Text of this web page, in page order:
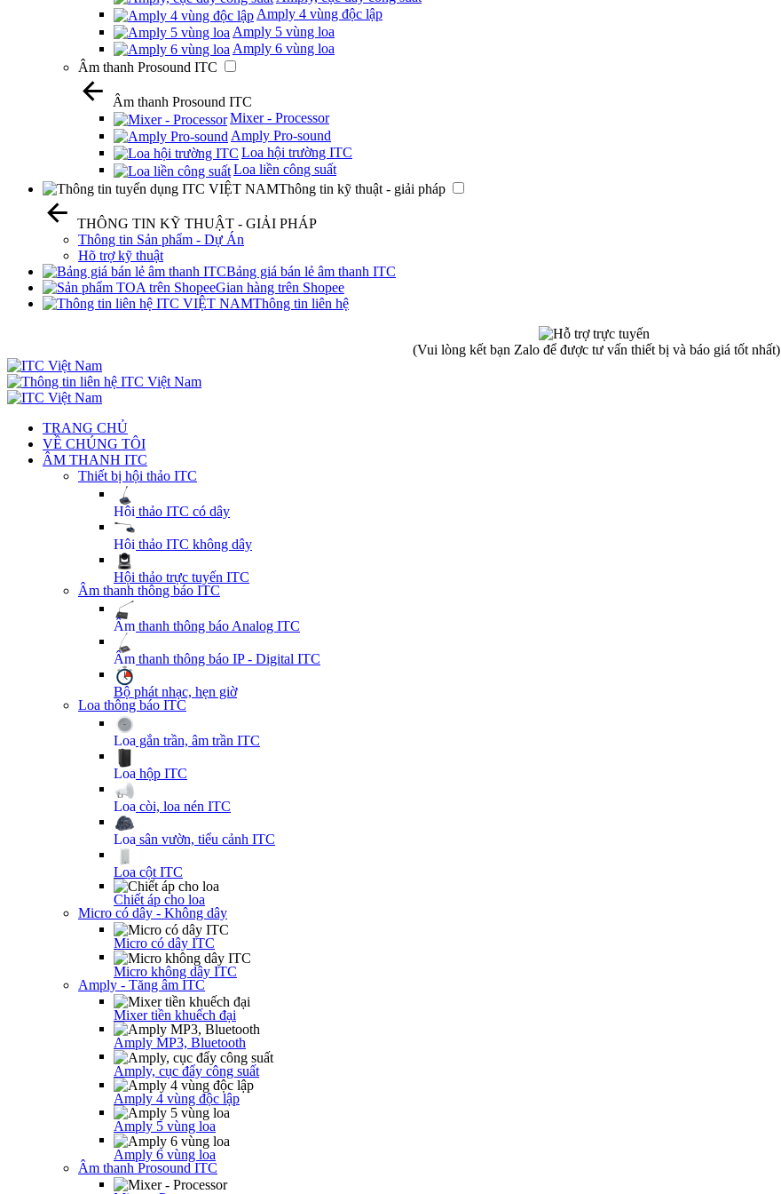
Amply 4 vùng độc lập
Amply 5 vùng loa
Amply 6 vùng loa
Âm thanh Prosound ITC
Âm thanh Prosound ITC
Mixer - Processor
Amply Pro-sound
Loa hội trường ITC
Loa liền công suất
Thông tin kỹ thuật - giải pháp
THÔNG TIN KỸ THUẬT - GIẢI PHÁP
Thông tin Sản phẩm - Dự Án
Hõ trợ kỹ thuật
Bảng giá bán lẻ âm thanh ITC
Gian hàng trên Shopee
Thông tin liên hệ
(Vui lòng kết bạn Zalo để được tư vấn thiết bị và báo giá tốt nhất)
TRANG CHỦ
VỀ CHÚNG TÔI
ÂM THANH ITC
Thiết bị hội thảo ITC
Hội thảo ITC có dây
Hội thảo ITC không dây
Hội thảo trực tuyến ITC
Âm thanh thông báo ITC
Âm thanh thông báo Analog ITC
Âm thanh thông báo IP - Digital ITC
Bộ phát nhạc, hẹn giờ
Loa thông báo ITC
Loa gắn trần, âm trần ITC
Loa hộp ITC
Loa còi, loa nén ITC
Loa sân vườn, tiểu cảnh ITC
Loa cột ITC
Chiết áp cho loa
Micro có dây - Không dây
Micro có dây ITC
Micro không dây ITC
Amply - Tăng âm ITC
Mixer tiền khuếch đại
Amply MP3, Bluetooth
Amply, cục đẩy công suất
Amply 4 vùng độc lập
Amply 5 vùng loa
Amply 6 vùng loa
Âm thanh Prosound ITC